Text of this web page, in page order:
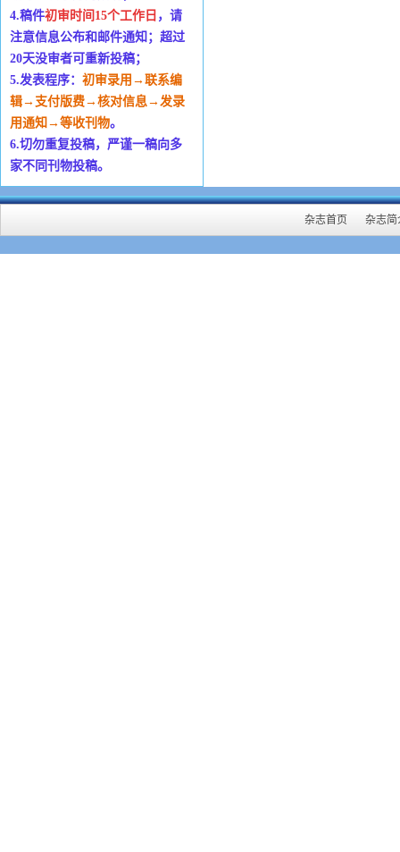
4.稿件初审时间 15个工作日 ，请
注意信息公布和邮件通知；超过
20天没审者可重新投稿；
5.发表程序： 初审录用→联系编
辑→支付版费→核对信息→发录
用通知→等收刊物。
6.切勿重复投稿，严谨一稿向多
家不同刊物投稿。
杂志首页 杂志简